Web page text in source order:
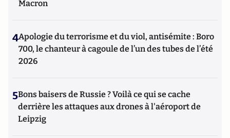
Macron
4Apologie du terrorisme et du viol, antisémite : Boro
700, le chanteur à cagoule de l’un des tubes de l’été
2026
5Bons baisers de Russie ? Voilà ce qui se cache
derrière les attaques aux drones à l'aéroport de
Leipzig